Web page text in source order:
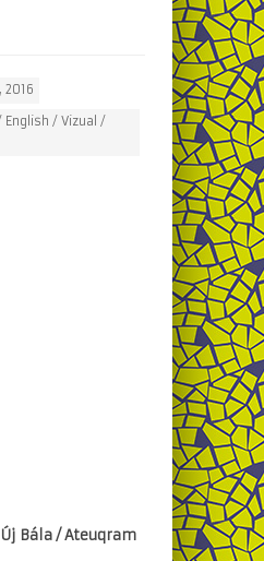
2016
English / Vizual /
Bála / Ateuqram